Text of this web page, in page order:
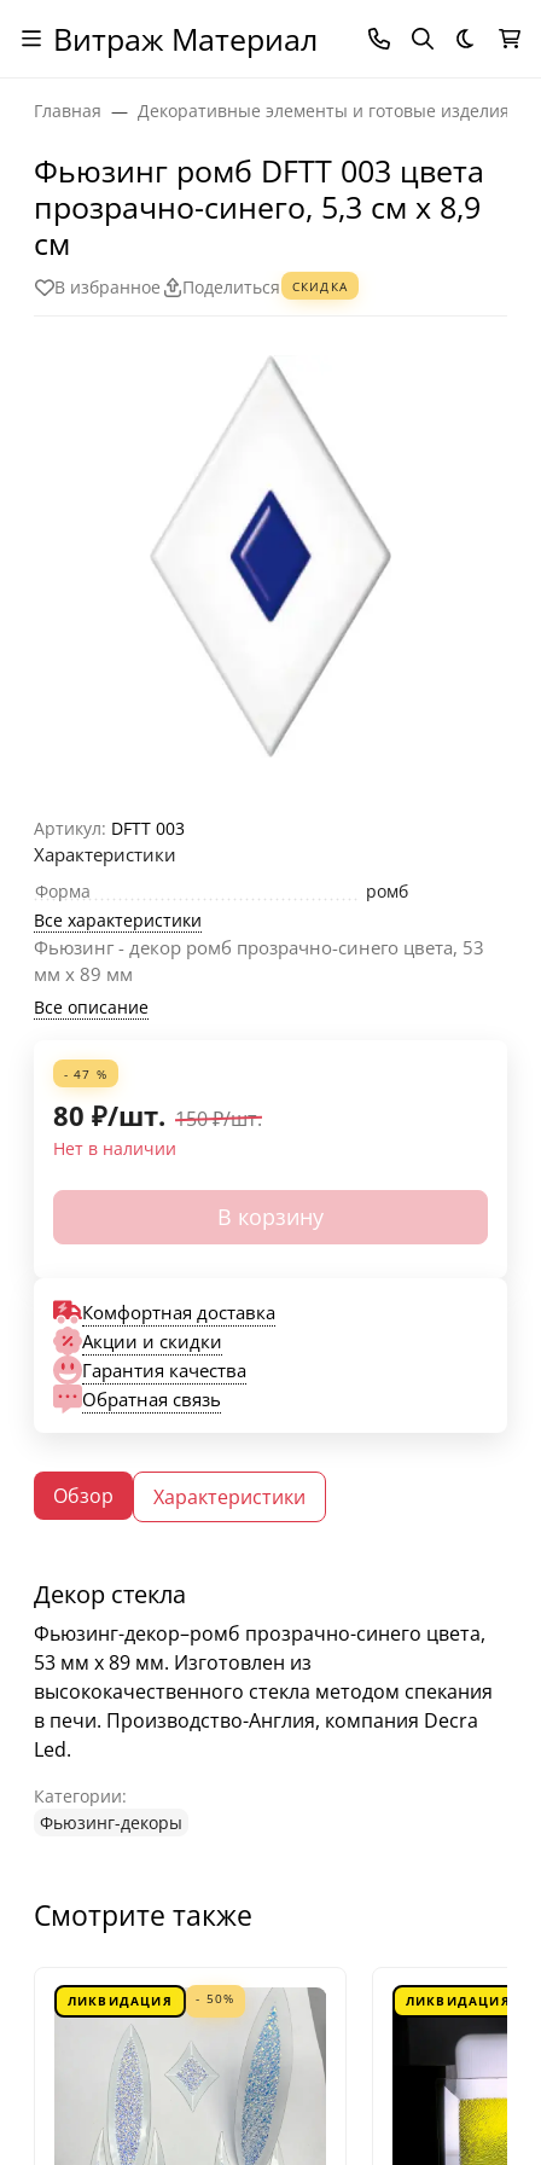
Витраж Материал Темная
Главная Декоративные элементы и готовые изделия
Фьюзинг ромб DFTT 003 цвета
прозрачно-синего, 5,3 см х 8,9
см
В избранное Поделиться СКИДКА
Артикул: DFTT 003
Характеристики
Форма
ромб
Все характеристики
Фьюзинг - декор ромб прозрачно-синего цвета, 53
мм х 89 мм
Все описание
- 47 %
80 ₽/шт. 150₽/шт.
Нет в наличии
В корзину
Комфортная доставка
Акции и скидки
Гарантия качества
Обратная связь
Обзор Характеристики
Декор стекла
Фьюзинг-декор–ромб прозрачно-синего цвета,
53 мм х 89 мм. Изготовлен из
высококачественного стекла методом спекания
в печи. Производство-Англия, компания Decra
Led.
Категории:
Фьюзинг-декоры
Смотрите также
ЛИКВИДАЦИЯ - 50% ЛИКВИДАЦИЯ